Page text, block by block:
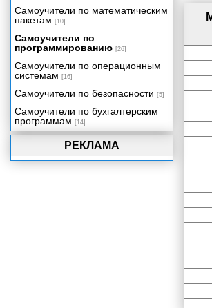
РЕКЛАМА
Именованные аргументы.
Классы и объекты
Наследование и интерфейсы
Обработка ошибок в VB.NET
Формы Windows, графический
вывод и печать
Ввод-вывод
Многопоточные приложения
Самоучители по математическим
пакетам [10]
Самоучители по
программированию [26]
Самоучители по операционным
системам [16]
Самоучители по безопасности [5]
Самоучители по бухгалтерским
программам [14]